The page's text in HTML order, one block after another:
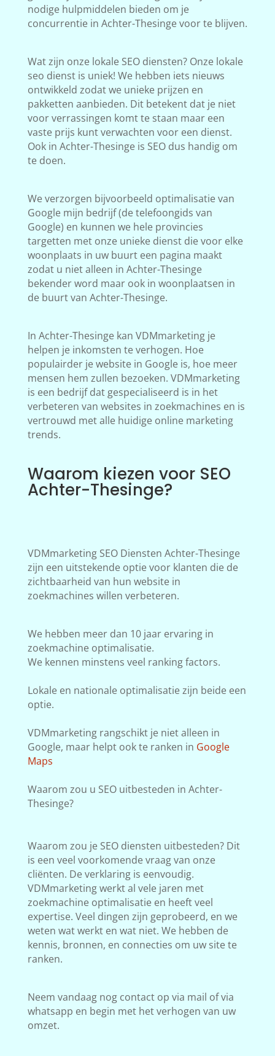
nodige hulpmiddelen bieden om je
concurrentie in Achter-Thesinge voor te blijven.
Wat zijn onze lokale SEO diensten? Onze lokale
seo dienst is uniek! We hebben iets nieuws
ontwikkeld zodat we unieke prijzen en
pakketten aanbieden. Dit betekent dat je niet
voor verrassingen komt te staan maar een
vaste prijs kunt verwachten voor een dienst.
Ook in Achter-Thesinge is SEO dus handig om
te doen.
We verzorgen bijvoorbeeld optimalisatie van
Google mijn bedrijf (de telefoongids van
Google) en kunnen we hele provincies
targetten met onze unieke dienst die voor elke
woonplaats in uw buurt een pagina maakt
zodat u niet alleen in Achter-Thesinge
bekender word maar ook in woonplaatsen in
de buurt van Achter-Thesinge.
In Achter-Thesinge kan VDMmarketing je
helpen je inkomsten te verhogen. Hoe
populairder je website in Google is, hoe meer
mensen hem zullen bezoeken. VDMmarketing
is een bedrijf dat gespecialiseerd is in het
verbeteren van websites in zoekmachines en is
vertrouwd met alle huidige online marketing
trends.
Waarom kiezen voor SEO
Achter-Thesinge?
VDMmarketing SEO Diensten Achter-Thesinge
zijn een uitstekende optie voor klanten die de
zichtbaarheid van hun website in
zoekmachines willen verbeteren.
We hebben meer dan 10 jaar ervaring in
zoekmachine optimalisatie.
We kennen minstens veel ranking factors.
Lokale en nationale optimalisatie zijn beide een
optie.
VDMmarketing rangschikt je niet alleen in
Google, maar helpt ook te ranken in Google
Maps
Waarom zou u SEO uitbesteden in Achter-
Thesinge?
Waarom zou je SEO diensten uitbesteden? Dit
is een veel voorkomende vraag van onze
cliënten. De verklaring is eenvoudig.
VDMmarketing werkt al vele jaren met
zoekmachine optimalisatie en heeft veel
expertise. Veel dingen zijn geprobeerd, en we
weten wat werkt en wat niet. We hebben de
kennis, bronnen, en connecties om uw site te
ranken.
Neem vandaag nog contact op via mail of via
whatsapp en begin met het verhogen van uw
omzet.